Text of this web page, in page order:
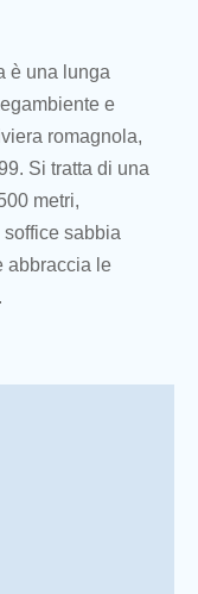
è una lunga
e
romagnola,
Si tratta di una
metri,
sabbia
abbraccia le